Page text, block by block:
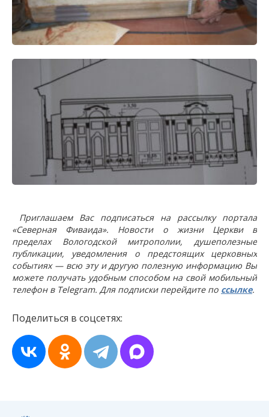
Приглашаем Вас подписаться на рассылку портала
«Северная Фиваида». Новости о жизни Церкви в
пределах Вологодской митрополии, душеполезные
публикации, уведомления о предстоящих церковных
событиях — всю эту и другую полезную информацию Вы
можете получать удобным способом на свой мобильный
телефон в Telegram. Для подписки перейдите по ссылке.
Поделиться в соцсетях: